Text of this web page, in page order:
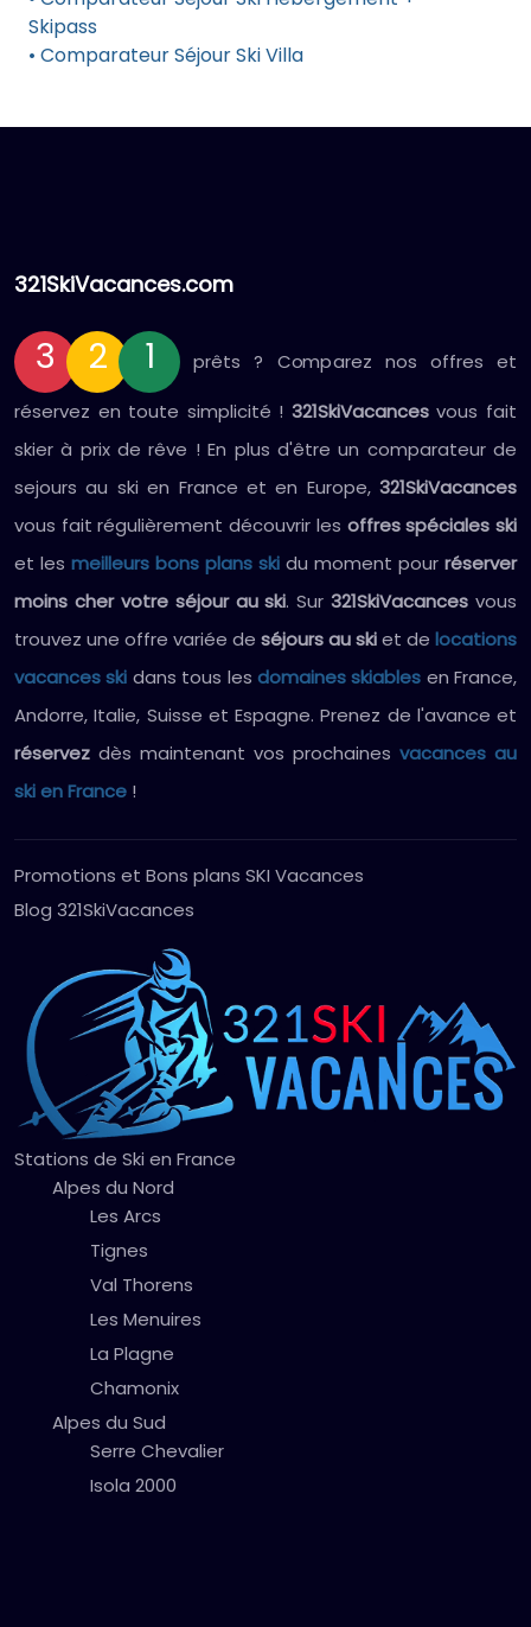
Skipass
• Comparateur Séjour Ski Villa
321SkiVacances.com
3 2 1
prêts ? Comparez nos offres et
réservez en toute simplicité ! 321SkiVacancesvous fait
skier à prix de rêve ! En plus d'être un comparateur de
sejours au ski en France et en Europe, 321SkiVacances
vous fait régulièrement découvrir les offres spéciales ski
et les meilleurs bons plans ski du moment pour réserver
moins cher votre séjour au ski. Sur321SkiVacances vous
trouvez une offre variée de séjours au skiet de locations
vacances ski dans tous les domaines skiables en France,
Andorre, Italie, Suisse et Espagne. Prenez de l'avance et
réservez dès maintenant vos prochaines vacances au
ski en France !
Promotions et Bons plans SKI Vacances
Blog 321SkiVacances
Stations de Ski en France
Alpes du Nord
Les Arcs
Tignes
Val Thorens
Les Menuires
La Plagne
Chamonix
Alpes du Sud
Serre Chevalier
Isola 2000